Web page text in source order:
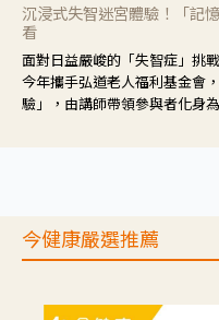
沉浸式失智迷宮體驗！「記
看
面對日益嚴峻的「失智症」挑
今年攜手弘道老人福利基金會，推動關懷計
驗」，由講師帶領參與者化身
今健康嚴選推薦